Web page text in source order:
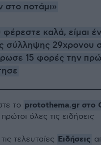
στο ποτάμι»
καλά, είμαι
σύλληψης 29χρονου
15 φορές την
το protothema.gr στο
όλες τις ειδήσεις
τελευταίες Ειδήσεις